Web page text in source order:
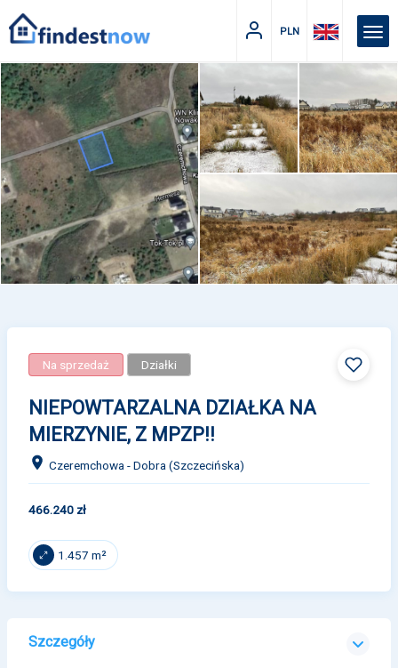
PLN
Na sprzedaż Działki
NIEPOWTARZALNA DZIAŁKA NA
MIERZYNIE, Z MPZP!!
Czeremchowa - Dobra (Szczecińska)
466.240 zł
1.457 m²
Szczegóły